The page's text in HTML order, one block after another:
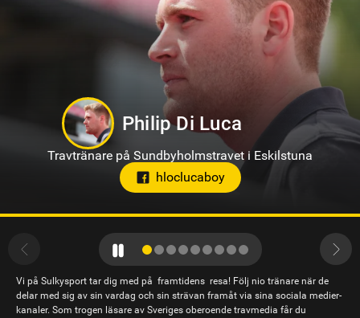
Markus B Svedberg
Travtränare på Sundbyholmstravet i Eskilstuna
Vi på Sulkysport tar dig med på framtidens resa! Följ nio tränare när de
delar med sig av sin vardag och sin strävan framåt via sina sociala medier-
kanaler. Som trogen läsare av Sveriges oberoende travmedia får du